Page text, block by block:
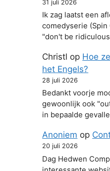
31 juli 2026
Ik zag laatst een
comedyserie
"don't be
Christl op Hoe
het Engels?
28 juli 2026
Bedankt voorje
gewoonlijk ook
in bepaalde
Anoniem op
20 juli 2026
Dag Hedwen